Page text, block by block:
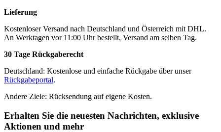
Lieferung
Kostenloser Versand nach Deutschland und Österreich mit DHL.
An Werktagen vor 11:00 Uhr bestellt, Versand am selben Tag.
30 Tage Rückgaberecht
Deutschland: Kostenlose und einfache Rückgabe über unser
Rückgabeportal.
Andere Ziele: Rücksendung auf eigene Kosten.
Erhalten Sie die neuesten Nachrichten, exklusive
Aktionen und mehr